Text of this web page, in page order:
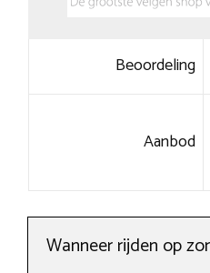
Beoordeling
Aanbod
Wanneer rijden op